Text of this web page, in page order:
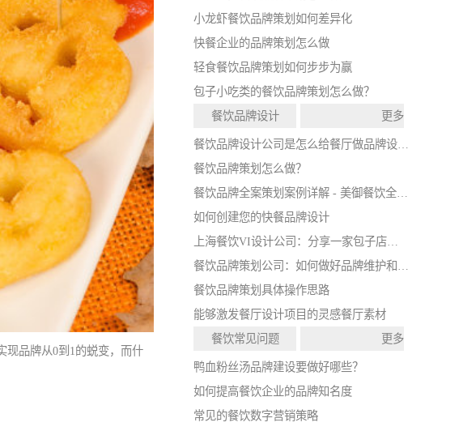
现品牌从0到1的蜕变，而什
小龙虾餐饮品牌策划如何差异化
快餐企业的品牌策划怎么做
轻食餐饮品牌策划如何步步为赢
包子小吃类的餐饮品牌策划怎么做？
餐饮品牌设计
更多
餐饮品牌设计公司是怎么给餐厅做品牌设计的
餐饮品牌策划怎么做？
餐饮品牌全案策划案例详解 - 美御餐饮全案策划
如何创建您的快餐品牌设计
上海餐饮VI设计公司：分享一家包子店的VI设计
餐饮品牌策划具体操作思路
能够激发餐厅设计项目的灵感餐厅素材
餐饮常见问题
更多
鸭血粉丝汤品牌建设要做好哪些？
如何提高餐饮企业的品牌知名度
常见的餐饮数字营销策略